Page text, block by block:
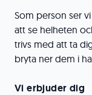
Som person ser
att se helheten
trivs med att ta
bryta ner dem i
Vi erbjuder dig